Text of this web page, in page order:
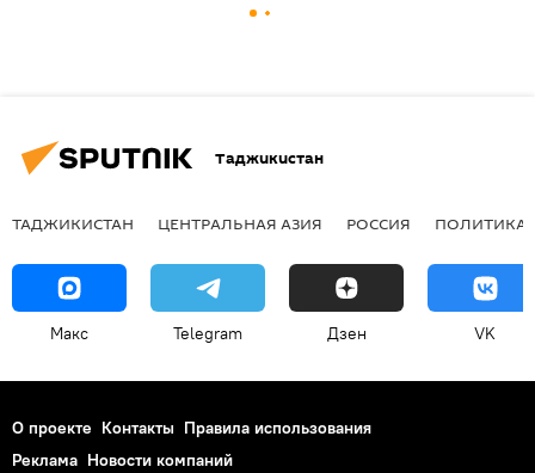
Таджикистан
ТАДЖИКИСТАН ЦЕНТРАЛЬНАЯ АЗИЯ РОССИЯ ПОЛИТИКА
Макс Telegram Дзен VK
О проекте Контакты Правила использования
Реклама Новости компаний